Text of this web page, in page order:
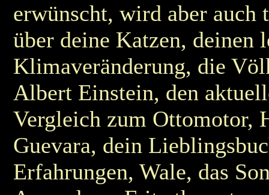
erwünscht, wird aber
über deine Katzen, deinen
Klimaveränderung, die
Albert Einstein, den
Vergleich zum Ottomotor,
Guevara, dein
Erfahrungen, Wale, das